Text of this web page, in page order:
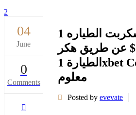
04
June
0
Comments
تحميل سكربت الطياره 1xbet
مجانا واربح 500$ عن طريق هكر
الطيارة 1xbet Collision Apk
معلوم
Posted by evevate